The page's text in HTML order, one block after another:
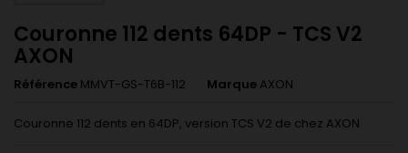
Couronne 112 dents 64DP - TCS V2
AXON
Référence MMVT-GS-T6B-112 Marque AXON
Couronne 112 dents en 64DP, version TCS V2 de chez AXON